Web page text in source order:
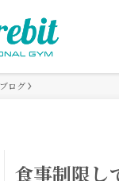
ブログ
食事制限し